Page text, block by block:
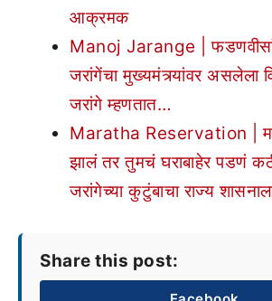
आक्रमक
Manoj Jarange |
जरांगेंचा मुख्यमंत्र्यांवर असलेला
जरांगे म्हणतात…
Maratha Reservation |
झालं तर तुमचं घराबाहेर पडणं
जरांगेच्या कुटुंबाचा राज्य
Share this post: